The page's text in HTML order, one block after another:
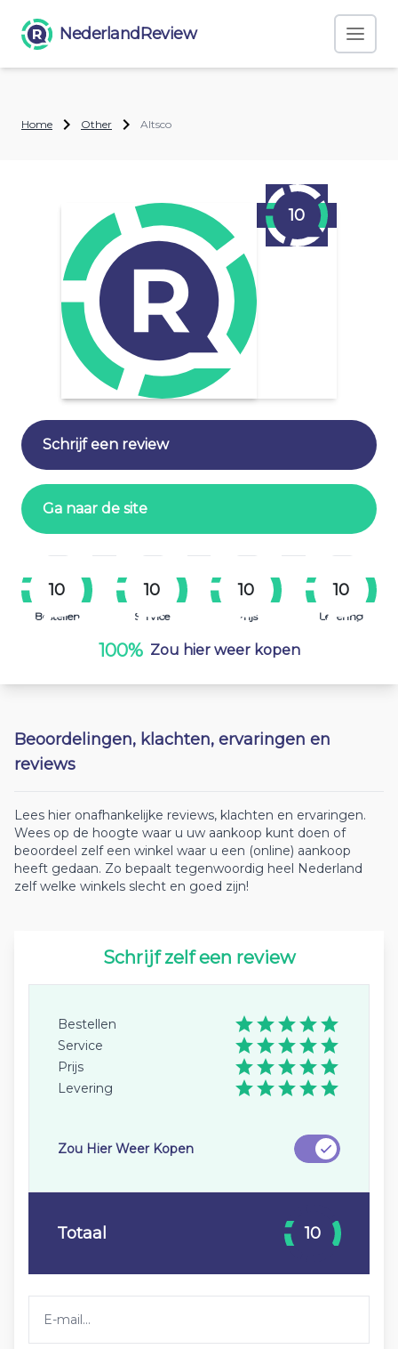
NederlandReview
Home Other Altsco
10
Schrijf een review
Ga naar de site
10
Bestellen
10
Service
10
Prijs
10
Levering
100% Zou hier weer kopen
Beoordelingen, klachten, ervaringen en
reviews
Lees hier onafhankelijke reviews, klachten en ervaringen.
Wees op de hoogte waar u uw aankoop kunt doen of
beoordeel zelf een winkel waar u een (online) aankoop
heeft gedaan. Zo bepaalt tegenwoordig heel Nederland
zelf welke winkels slecht en goed zijn!
Schrijf zelf een review
Bestellen
Service
Prijs
Levering
Zou Hier Weer Kopen
Totaal 10